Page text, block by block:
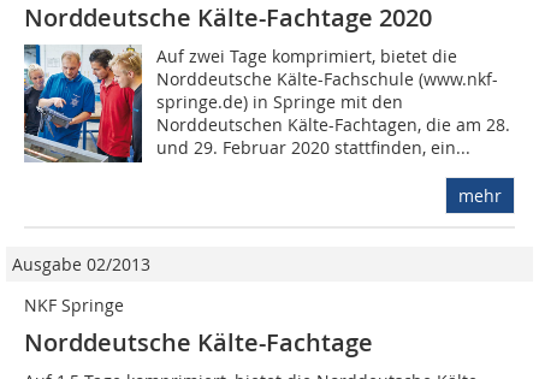
Norddeutsche Kälte-Fachtage 2020
Auf zwei Tage komprimiert, bietet die
Norddeutsche Kälte-Fachschule (www.nkf-
springe.de) in Springe mit den
Norddeutschen Kälte-Fachtagen, die am 28.
und 29. Februar 2020 stattfinden, ein...
mehr
Ausgabe 02/2013
NKF Springe
Norddeutsche Kälte-Fachtage